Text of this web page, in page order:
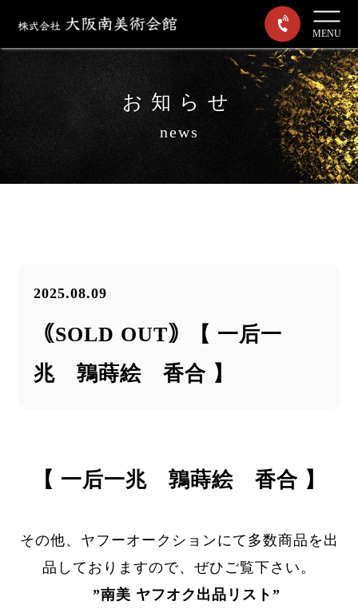
MENU
お知らせ
news
2025.08.09
｟SOLD OUT｠【 一后一
兆 鶉蒔絵 香合 】
【 一后一兆 鶉蒔絵 香合 】
その他、ヤフーオークションにて多数商品を出
品しておりますので、ぜひご覧下さい。
”南美 ヤフオク出品リスト ”